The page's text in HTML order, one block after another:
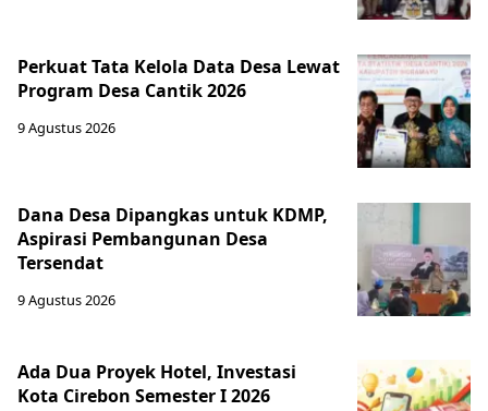
Perkuat Tata Kelola Data Desa Lewat
Program Desa Cantik 2026
9 Agustus 2026
Dana Desa Dipangkas untuk KDMP,
Aspirasi Pembangunan Desa
Tersendat
9 Agustus 2026
Ada Dua Proyek Hotel, Investasi
Kota Cirebon Semester I 2026